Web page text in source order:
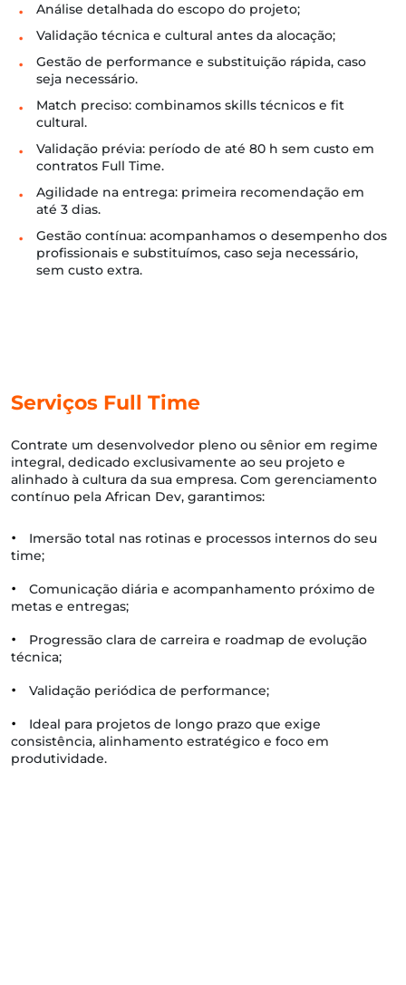
Análise detalhada do escopo do projeto;
Validação técnica e cultural antes da alocação;
Gestão de performance e substituição rápida, caso
seja necessário.
Match preciso: combinamos skills técnicos e fit
cultural.
Validação prévia: período de até 80 h sem custo em
contratos Full Time.
Agilidade na entrega: primeira recomendação em
até 3 dias.
Gestão contínua: acompanhamos o desempenho dos
profissionais e substituímos, caso seja necessário,
sem custo extra.
Serviços Full Time
Contrate um desenvolvedor pleno ou sênior em regime
integral, dedicado exclusivamente ao seu projeto e
alinhado à cultura da sua empresa. Com gerenciamento
contínuo pela African Dev, garantimos:
•
Imersão total nas rotinas e processos internos do seu
time;
•
Comunicação diária e acompanhamento próximo de
metas e entregas;
•
Progressão clara de carreira e roadmap de evolução
técnica;
• Validação periódica de performance;
•
Ideal para projetos de longo prazo que exige
consistência, alinhamento estratégico e foco em
produtividade.